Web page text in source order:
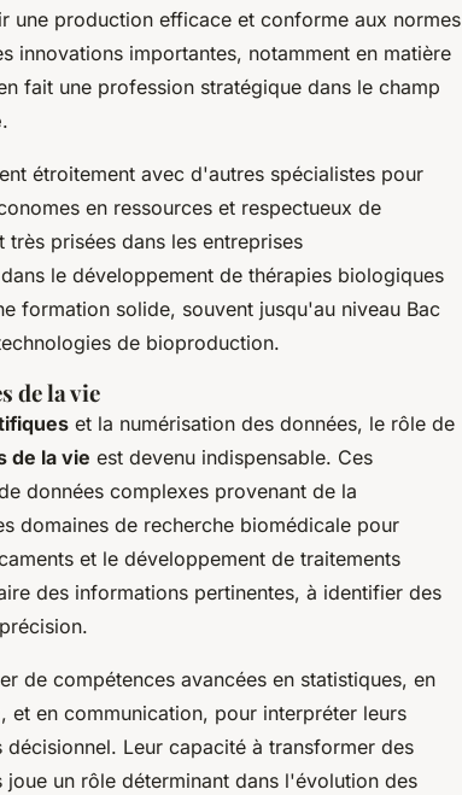
une production efficace et conforme aux normes
innovations importantes, notamment en matière
fait une profession stratégique dans le champ
.
étroitement avec d'autres spécialistes pour
en ressources et respectueux de
prisées dans les entreprises
le développement de thérapies biologiques
formation solide, souvent jusqu'au niveau Bac
de bioproduction.
de la vie
et la numérisation des données, le rôle de
de la vie est devenu indispensable. Ces
données complexes provenant de la
domaines de recherche biomédicale pour
et le développement de traitements
des informations pertinentes, à identifier des
de compétences avancées en statistiques, en
et en communication, pour interpréter leurs
Leur capacité à transformer des
un rôle déterminant dans l'évolution des